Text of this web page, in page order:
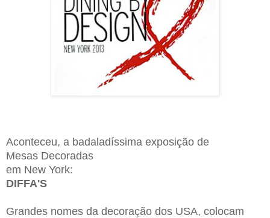
Aconteceu, a badaladíssima exposição de
Mesas Decoradas
em New York:
DIFFA'S
Grandes nomes da decoração dos USA, colocam